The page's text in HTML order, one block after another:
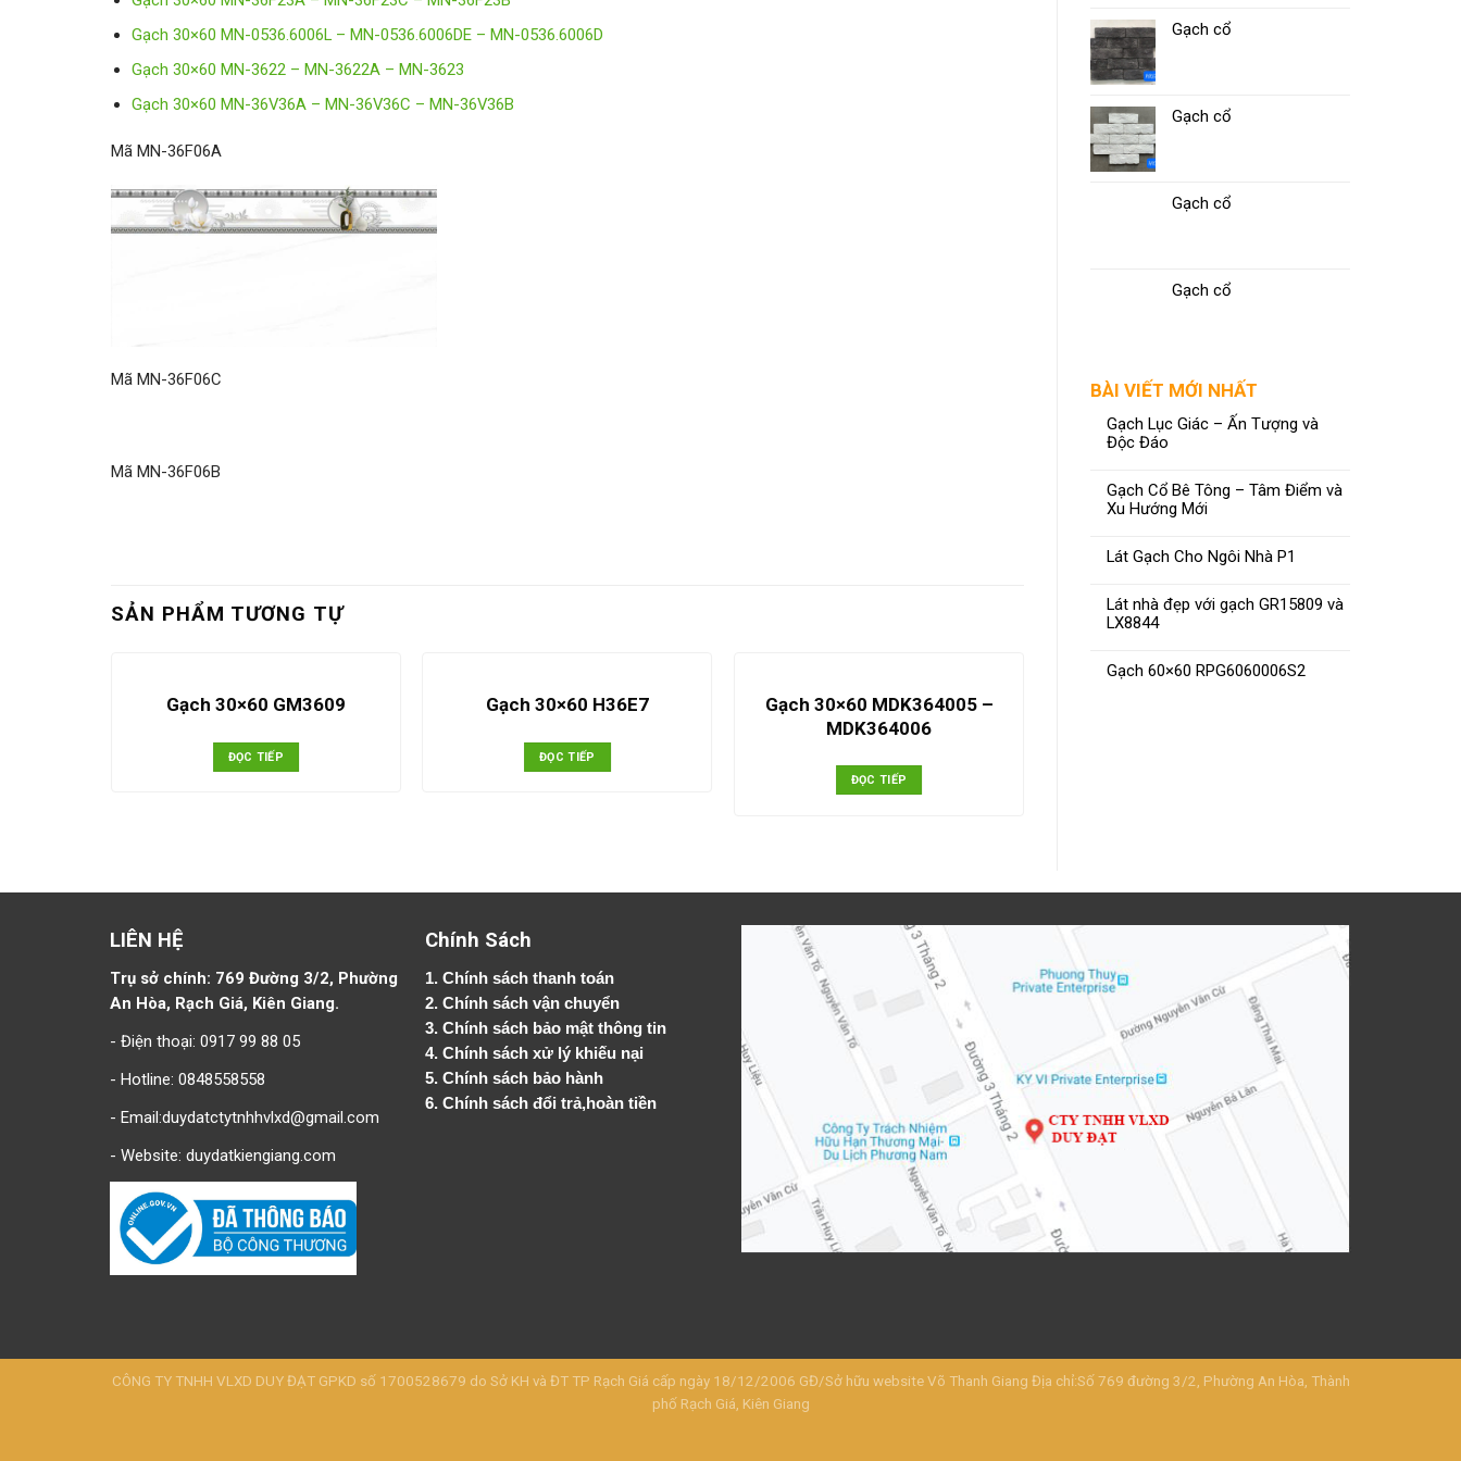
Gạch 30×60 MN-0536.6006L – MN-0536.6006DE – MN-0536.6006D
Gạch 30×60 MN-3622 – MN-3622A – MN-3623
Gạch 30×60 MN-36V36A – MN-36V36C – MN-36V36B
Mã MN-36F06A
Mã MN-36F06C
Mã MN-36F06B
SẢN PHẨM TƯƠNG TỰ
Gạch 30×60 GM3609
ĐỌC TIẾP
Gạch 30×60 H36E7
ĐỌC TIẾP
Gạch 30×60 MDK364005 –
MDK364006
ĐỌC TIẾP
Gạch cổ
Gạch cổ
Gạch cổ
Gạch cổ
BÀI VIẾT MỚI NHẤT
Gạch Lục Giác – Ấn Tượng và
Độc Đáo
Gạch Cổ Bê Tông – Tâm Điểm và
Xu Hướng Mới
Lát Gạch Cho Ngôi Nhà P1
Lát nhà đẹp với gạch GR15809 và
LX8844
Gạch 60×60 RPG6060006S2
LIÊN HỆ
Trụ sở chính: 769 Đường 3/2, Phường
An Hòa, Rạch Giá, Kiên Giang.
- Điện thoại: 0917 99 88 05
- Hotline: 0848558558
- Email:duydatctytnhhvlxd@gmail.com
- Website: duydatkiengiang.com
Chính Sách
1.Chính sách thanh toán
2.Chính sách vận chuyển
3. Chính sách bảo mật thông tin
4.Chính sách xử lý khiếu nại
5.Chính sách bảo hành
6.Chính sách đổi trả,hoàn tiền
CÔNG TY TNHH VLXD DUY ĐẠT GPKD số 1700528679 do Sở KH và ĐT TP Rạch Giá cấp ngày 18/12/2006 GĐ/Sở hữu website Võ Thanh Giang Địa chỉ:Số 769 đường 3/2, Phường An Hòa, Thành
phố Rạch Giá, Kiên Giang